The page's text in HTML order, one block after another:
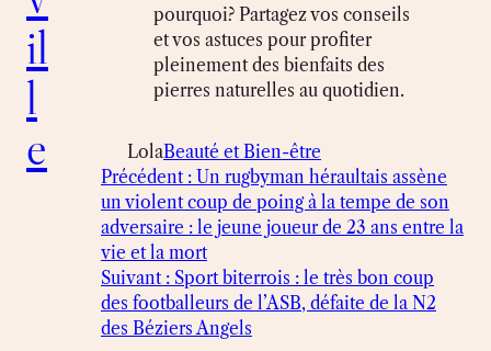
il
l
e
pourquoi? Partagez vos conseils
et vos astuces pour profiter
pleinement des bienfaits des
pierres naturelles au quotidien.
LolaBeauté et Bien-être
Précédent : Un rugbyman héraultais assène
un violent coup de poing à la tempe de son
adversaire : le jeune joueur de 23 ans entre la
vie et la mort
Suivant : Sport biterrois : le très bon coup
des footballeurs de l’ASB, défaite de la N2
des Béziers Angels